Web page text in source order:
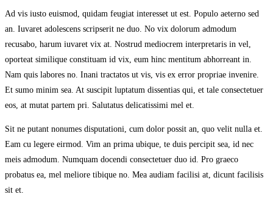
Ad vis iusto euismod, quidam feugiat interesset ut est. Populo aeterno sed
an. Iuvaret adolescens scripserit ne duo. No vix dolorum admodum
recusabo, harum iuvaret vix at. Nostrud mediocrem interpretaris in vel,
oporteat similique constituam id vix, eum hinc mentitum abhorreant in.
Nam quis labores no. Inani tractatos ut vis, vis ex error propriae invenire.
Et sumo minim sea. At suscipit luptatum dissentias qui, et tale consectetuer
eos, at mutat partem pri. Salutatus delicatissimi mel et.
Sit ne putant nonumes disputationi, cum dolor possit an, quo velit nulla et.
Eam cu legere eirmod. Vim an prima ubique, te duis percipit sea, id nec
meis admodum. Numquam docendi consectetuer duo id. Pro graeco
probatus ea, mel meliore tibique no. Mea audiam facilisi at, dicunt facilisis
sit et.